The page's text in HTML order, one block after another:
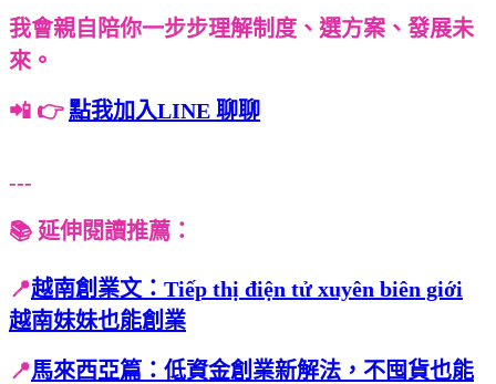
我會親自陪你一步步理解制度、選方案、發展未
來。
📲 👉 點我加入LINE 聊聊
---
📚 延伸閱讀推薦：
📍越南創業文：Tiếp thị điện tử xuyên biên giới
越南妹妹也能創業
📍馬來西亞篇：低資金創業新解法，不囤貨也能